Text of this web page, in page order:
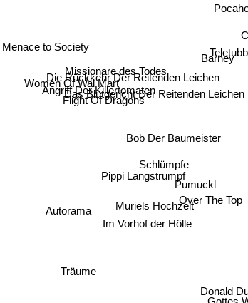
Barney
Das Blutgericht Der Reitenden Leichen
Die Rückkehr Der Reitenden Leichen
Missionare des Todes
Bob Der Baumeister
Angriff Der Killertomaten
Women Of Wal Mart
Flight Of Dragons
Schlümpfe
Pippi Langstrumpf
Pumuckl
Over The Top
Muriels Hochzeit
Im Vorhof der Hölle
Menace to Society
Autorama
Träume
Donald